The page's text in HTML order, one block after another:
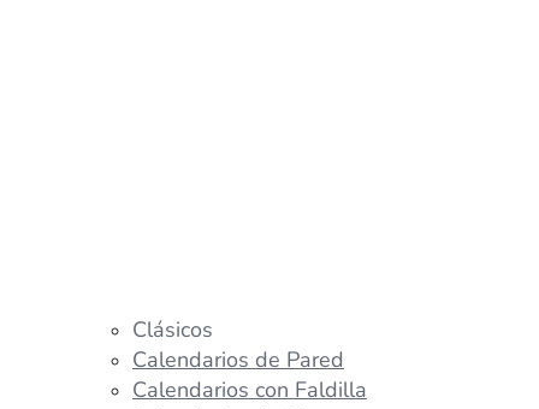
Clásicos
Calendarios de Pared
Calendarios con Faldilla